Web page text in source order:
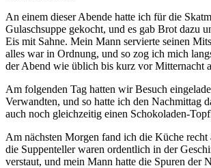
An einem dieser Abende hatte ich für die
Gulaschsuppe gekocht, und es gab Brot dazu
Eis mit Sahne. Mein Mann servierte seinen
alles war in Ordnung, und so zog ich mich
der Abend wie üblich bis kurz vor Mitternacht
Am folgenden Tag hatten wir Besuch
Verwandten, und so hatte ich den Nachmittag
auch noch gleichzeitig einen Schokoladen-
Am nächsten Morgen fand ich die Küche recht
die Suppenteller waren ordentlich in der
verstaut, und mein Mann hatte die Spuren der